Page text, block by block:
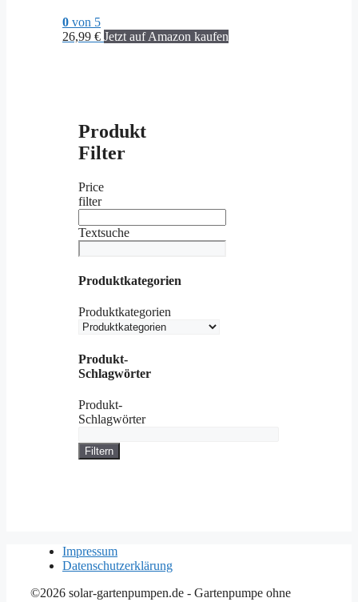
0 von 5
26,99 € Jetzt auf Amazon kaufen
Produkt
Filter
Price
filter
Textsuche
Produktkategorien
Produktkategorien
Produkt-
Schlagwörter
Produkt-
Schlagwörter
Filtern
Impressum
Datenschutzerklärung
©2026 solar-gartenpumpen.de - Gartenpumpe ohne